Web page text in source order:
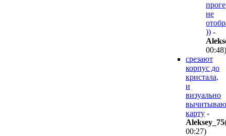
проге
не
)) -
00:48)
срезают
корпус до
кристала,
и
визуально
карту -
Aleksey_75
00:27)